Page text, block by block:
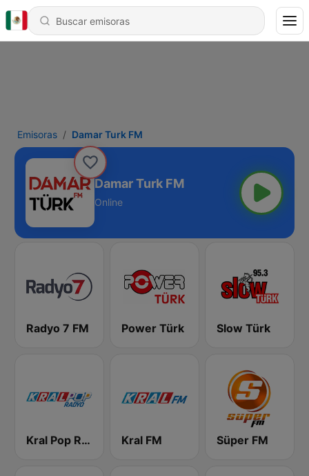
Emisoras Damar Turk FM
Damar Turk FM
Online
Radyo 7 FM Power Türk Slow Türk
Kral Pop Radyo Kral FM Süper FM